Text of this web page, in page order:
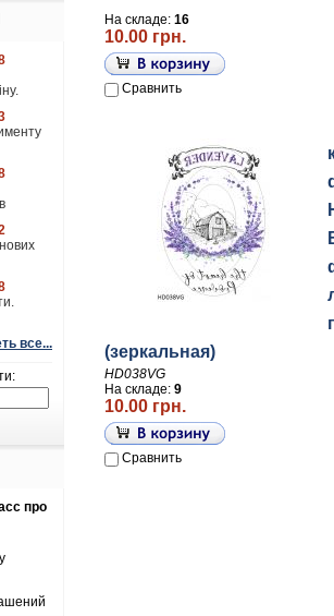
все...
про
На складе: 16
10.00 грн.
Сравнить
(зеркальная)
HD038VG
На складе: 9
10.00 грн.
Сравнить